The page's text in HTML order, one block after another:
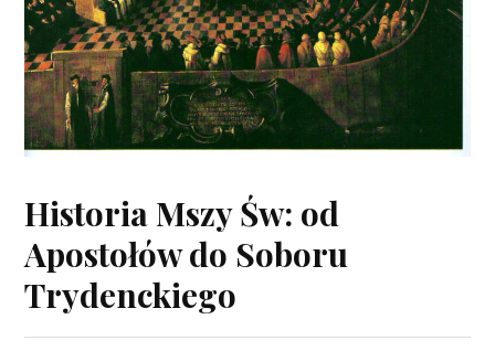
Historia Mszy Św: od
Apostołów do Soboru
Trydenckiego